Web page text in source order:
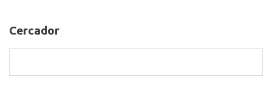
Cercador
Cercador